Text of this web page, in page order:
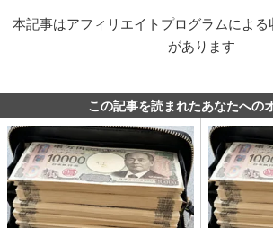
本記事はアフィリエイトプログラムによ
があります
この記事を読まれたあなたへの